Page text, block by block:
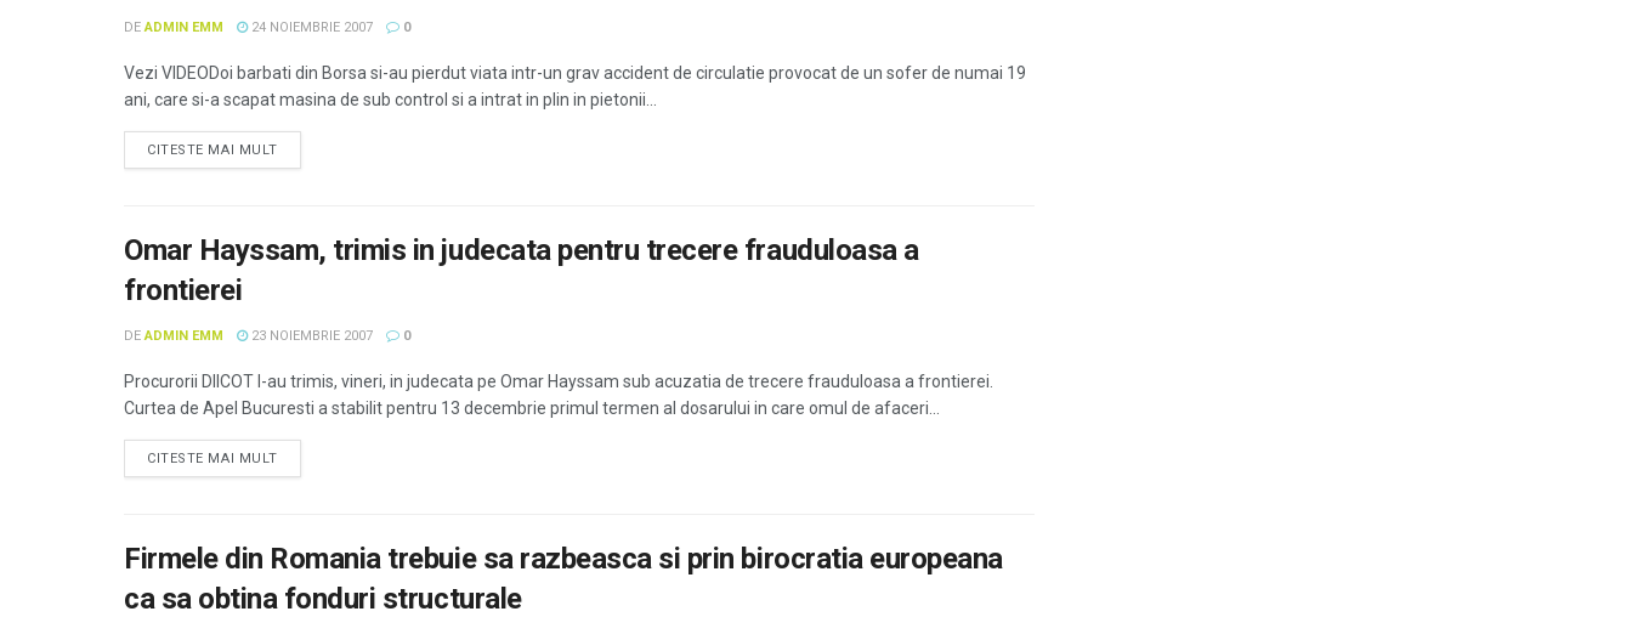
DE ADMIN EMM 24 NOIEMBRIE 2007 0
Vezi VIDEODoi barbati din Borsa si-au pierdut viata intr-un grav accident de circulatie provocat de un sofer de numai 19
ani, care si-a scapat masina de sub control si a intrat in plin in pietonii...
CITESTE MAI MULT
Omar Hayssam, trimis in judecata pentru trecere frauduloasa a
frontierei
DE ADMIN EMM 23 NOIEMBRIE 2007 0
Procurorii DIICOT l-au trimis, vineri, in judecata pe Omar Hayssam sub acuzatia de trecere frauduloasa a frontierei.
Curtea de Apel Bucuresti a stabilit pentru 13 decembrie primul termen al dosarului in care omul de afaceri...
CITESTE MAI MULT
Firmele din Romania trebuie sa razbeasca si prin birocratia europeana
ca sa obtina fonduri structurale